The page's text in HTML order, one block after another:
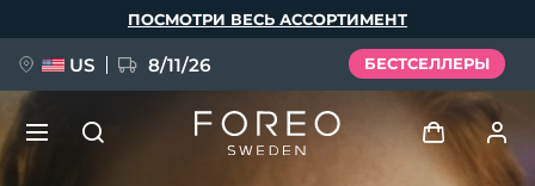
ПОСМОТРИ ВЕСЬ АССОРТИМЕНТ
US 8/11/26 БЕСТСЕЛЛЕРЫ